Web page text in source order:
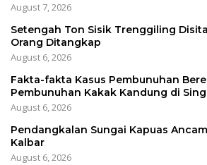
August 7, 2026
Setengah Ton Sisik Trenggiling
Orang Ditangkap
August 6, 2026
Fakta-fakta Kasus Pembunuhan
Pembunuhan Kakak Kandung di
August 6, 2026
Pendangkalan Sungai Kapuas
Kalbar
August 6, 2026